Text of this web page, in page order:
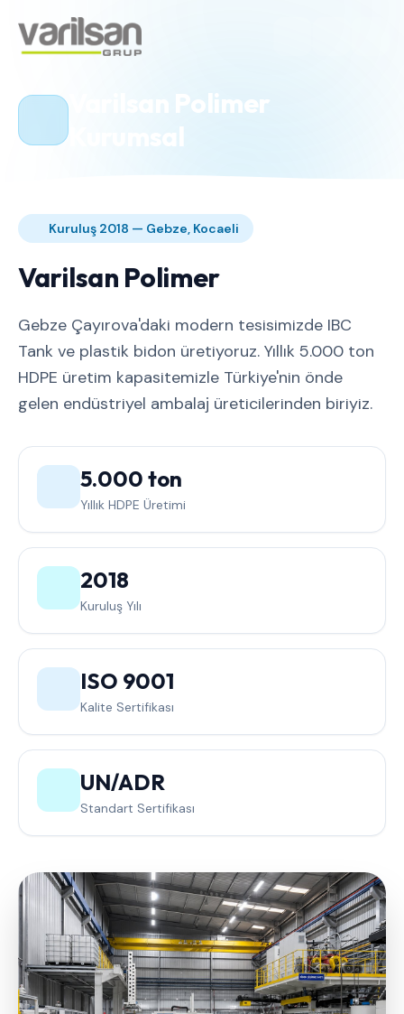
Varilsan Polimer
Kurumsal
Kuruluş 2018 — Gebze, Kocaeli
Varilsan Polimer
Gebze Çayırova'daki modern tesisimizde IBC
Tank ve plastik bidon üretiyoruz. Yıllık 5.000 ton
HDPE üretim kapasitemizle Türkiye'nin önde
gelen endüstriyel ambalaj üreticilerinden biriyiz.
5.000 ton
Yıllık HDPE Üretimi
2018
Kuruluş Yılı
ISO 9001
Kalite Sertifikası
UN/ADR
Standart Sertifikası